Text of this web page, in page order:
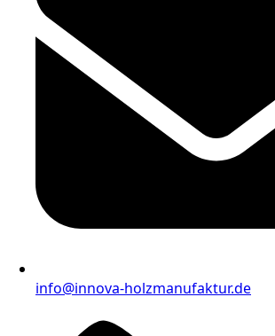
info@innova-holzmanufaktur.de